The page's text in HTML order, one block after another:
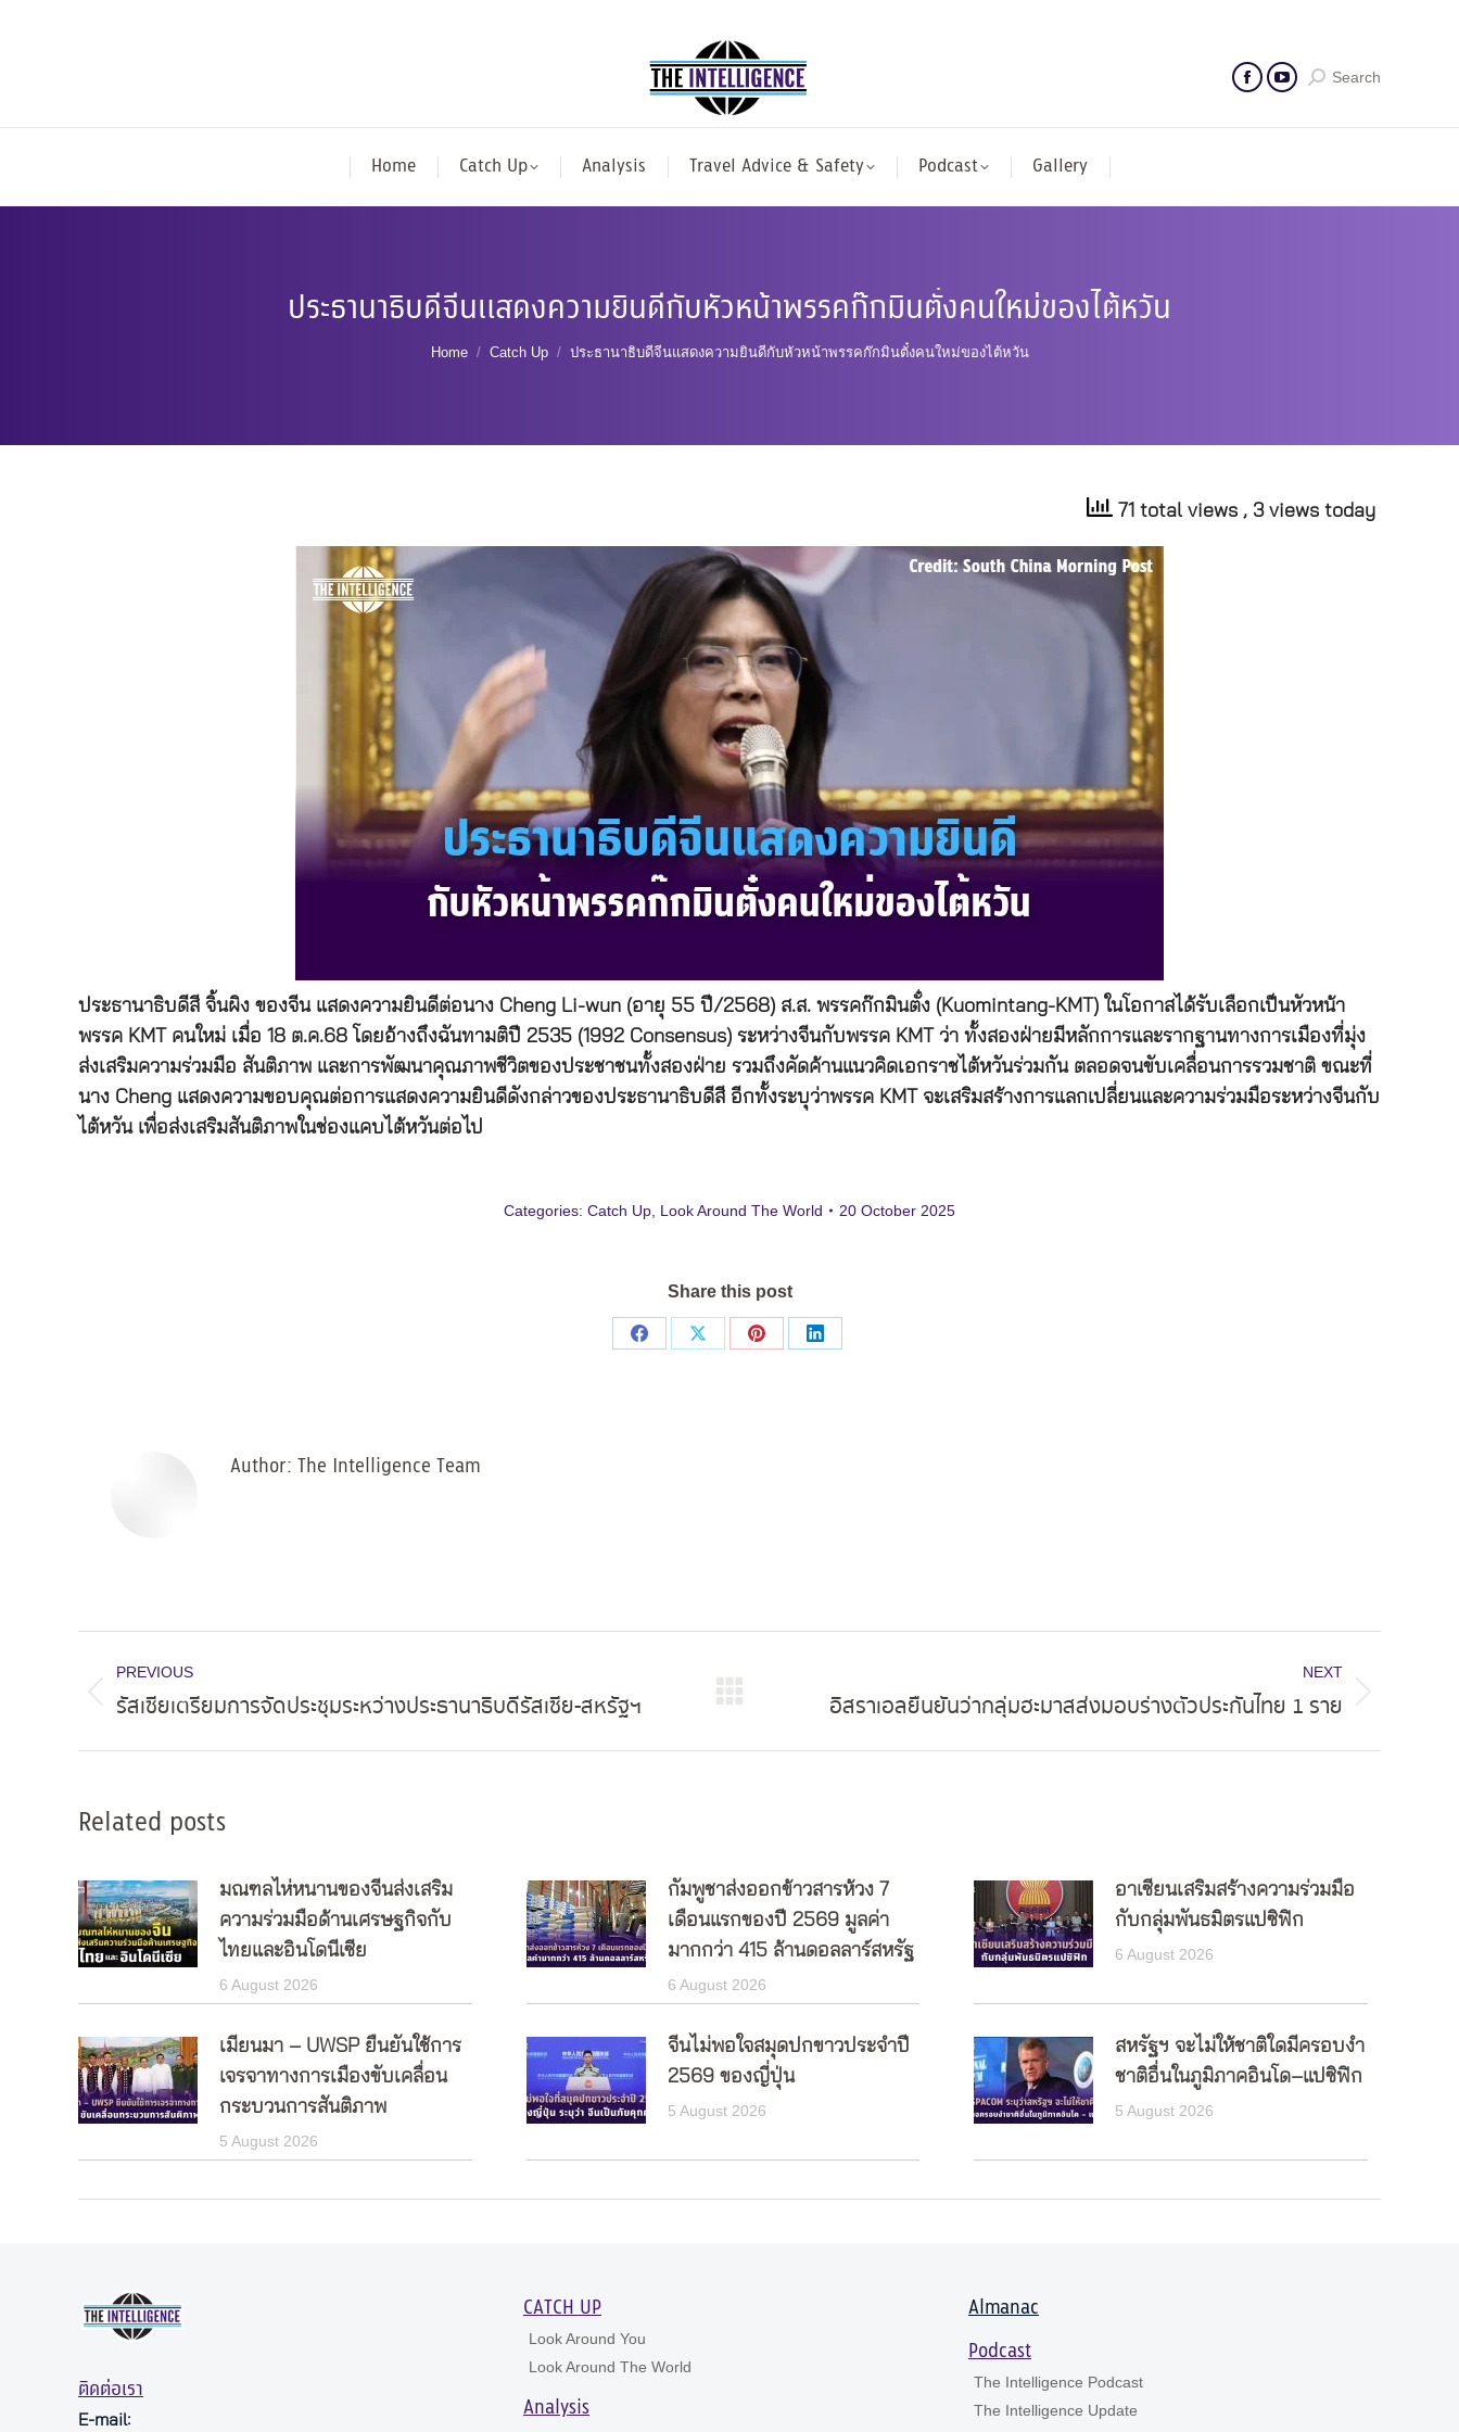
Search
Home Catch Up Analysis Travel Advice & Safety Podcast Gallery
ประธานาธิบดีจีนแสดงความยินดีกับหัวหน้าพรรคก๊กมินตั๋งคนใหม่ของไต้หวัน
You are here:
Home Catch Up ประธานาธิบดีจีนแสดงความยินดีกับหัวหน้าพรรคก๊กมินตั๋งคนใหม่ของไต้หวัน
71 total views , 3 views today
ประธานาธิบดีสี จิ้นผิง ของจีน แสดงความยินดีต่อนาง Cheng Li-wun (อายุ 55 ปี/2568) ส.ส. พรรคก๊กมินตั๋ง (Kuomintang-KMT) ในโอกาสได้รับเลือกเป็นหัวหน้า
พรรค KMT คนใหม่ เมื่อ 18 ต.ค.68 โดยอ้างถึงฉันทามติปี 2535 (1992 Consensus) ระหว่างจีนกับพรรค KMT ว่า ทั้งสองฝ่ายมีหลักการและรากฐานทางการเมืองที่มุ่ง
ส่งเสริมความร่วมมือ สันติภาพ และการพัฒนาคุณภาพชีวิตของประชาชนทั้งสองฝ่าย รวมถึงคัดค้านแนวคิดเอกราชไต้หวันร่วมกัน ตลอดจนขับเคลื่อนการรวมชาติ ขณะที่
นาง Cheng แสดงความขอบคุณต่อการแสดงความยินดีดังกล่าวของประธานาธิบดีสี อีกทั้งระบุว่าพรรค KMT จะเสริมสร้างการแลกเปลี่ยนและความร่วมมือระหว่างจีนกับ
ไต้หวัน เพื่อส่งเสริมสันติภาพในช่องแคบไต้หวันต่อไป
Categories: Catch Up Look Around The World 20 October 2025
Share this post
Share
Share
Share
Share
Author: The Intelligence Team
navigation
PREVIOUS
Previous
รัสเซียเตรียมการจัดประชุมระหว่างประธานาธิบดีรัสเซีย-สหรัฐฯ
NEXT
อิสราเอลยืนยันว่ากลุ่มฮะมาสส่งมอบร่างตัวประกันไทย 1 ราย
Related posts
มณฑลไห่หนานของจีนส่งเสริม
ความร่วมมือด้านเศรษฐกิจกับ
ไทยและอินโดนีเซีย
6 August 2026
กัมพูชาส่งออกข้าวสารห้วง 7
เดือนแรกของปี 2569 มูลค่า
มากกว่า 415 ล้านดอลลาร์สหรัฐ
6 August 2026
อาเซียนเสริมสร้างความร่วมมือ
กับกลุ่มพันธมิตรแปซิฟิก
6 August 2026
เมียนมา – UWSP ยืนยันใช้การ
เจรจาทางการเมืองขับเคลื่อน
กระบวนการสันติภาพ
5 August 2026
จีนไม่พอใจสมุดปกขาวประจำปี
2569 ของญี่ปุ่น
5 August 2026
สหรัฐฯ จะไม่ให้ชาติใดมีครอบงำ
ชาติอื่นในภูมิภาคอินโด–แปซิฟิก
5 August 2026
ติดต่อเรา
E-mail:
CATCH UP
Look Around You
Look Around The World
Analysis
Almanac
Podcast
The Intelligence Podcast
The Intelligence Update